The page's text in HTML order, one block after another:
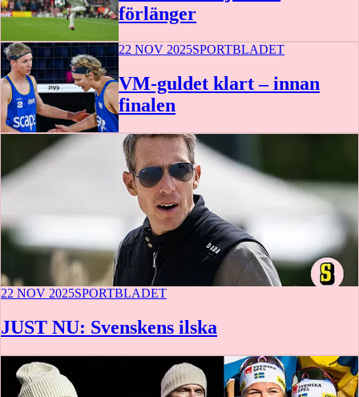
förlänger
22 NOV 2025SPORTBLADET
VM-guldet klart – innan
finalen
22 NOV 2025SPORTBLADET
JUST NU: Svenskens ilska